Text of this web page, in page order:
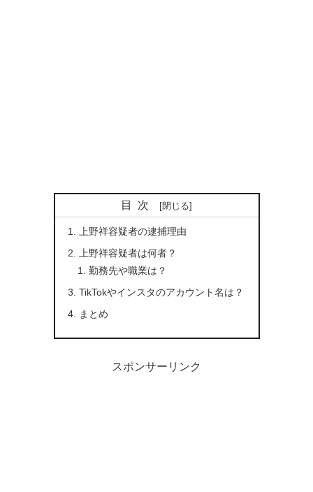
目次
上野祥容疑者の逮捕理由
上野祥容疑者は何者？
勤務先や職業は？
TikTokやインスタのアカウント名は？
まとめ
スポンサーリンク